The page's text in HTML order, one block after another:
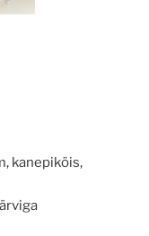
kanepiköis,